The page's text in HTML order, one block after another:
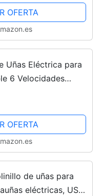
Gatos, Conejas y...
OFERTA
Uñas Eléctrica para
6 Velocidades
para Perros con
Lima...
OFERTA
de uñas para
eléctricas, USB